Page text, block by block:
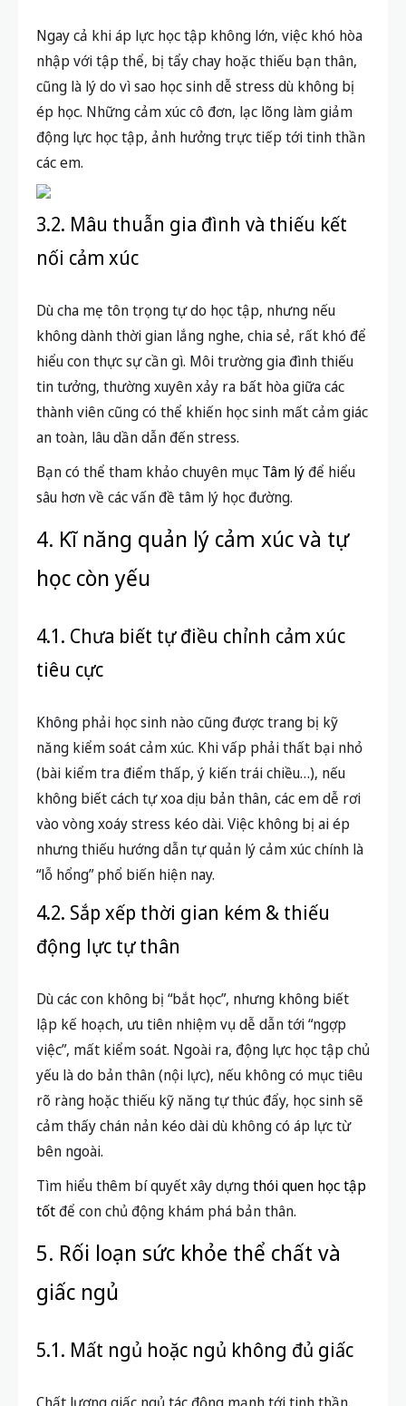
Ngay cả khi áp lực học tập không lớn, việc khó hòa
nhập với tập thể, bị tẩy chay hoặc thiếu bạn thân,
cũng là lý do vì sao học sinh dễ stress dù không bị
ép học. Những cảm xúc cô đơn, lạc lõng làm giảm
động lực học tập, ảnh hưởng trực tiếp tới tinh thần
các em.
3.2. Mâu thuẫn gia đình và thiếu kết
nối cảm xúc
Dù cha mẹ tôn trọng tự do học tập, nhưng nếu
không dành thời gian lắng nghe, chia sẻ, rất khó để
hiểu con thực sự cần gì. Môi trường gia đình thiếu
tin tưởng, thường xuyên xảy ra bất hòa giữa các
thành viên cũng có thể khiến học sinh mất cảm giác
an toàn, lâu dần dẫn đến stress.
Bạn có thể tham khảo chuyên mục Tâm lýđể hiểu
sâu hơn về các vấn đề tâm lý học đường.
4. Kĩ năng quản lý cảm xúc và tự
học còn yếu
4.1. Chưa biết tự điều chỉnh cảm xúc
tiêu cực
Không phải học sinh nào cũng được trang bị kỹ
năng kiểm soát cảm xúc. Khi vấp phải thất bại nhỏ
(bài kiểm tra điểm thấp, ý kiến trái chiều…), nếu
không biết cách tự xoa dịu bản thân, các em dễ rơi
vào vòng xoáy stress kéo dài. Việc không bị ai ép
nhưng thiếu hướng dẫn tự quản lý cảm xúc chính là
“lỗ hổng” phổ biến hiện nay.
4.2. Sắp xếp thời gian kém & thiếu
động lực tự thân
Dù các con không bị “bắt học”, nhưng không biết
lập kế hoạch, ưu tiên nhiệm vụ dễ dẫn tới “ngợp
việc”, mất kiểm soát. Ngoài ra, động lực học tập chủ
yếu là do bản thân (nội lực), nếu không có mục tiêu
rõ ràng hoặc thiếu kỹ năng tự thúc đẩy, học sinh sẽ
cảm thấy chán nản kéo dài dù không có áp lực từ
bên ngoài.
Tìm hiểu thêm bí quyết xây dựngthói quen học tập
tốtđể con chủ động khám phá bản thân.
5. Rối loạn sức khỏe thể chất và
giấc ngủ
5.1. Mất ngủ hoặc ngủ không đủ giấc